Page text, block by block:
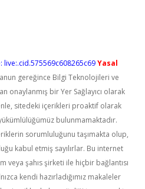
live:.cid.575569c608265c69Yasal
gereğince Bilgi Teknolojileri ve
onaylanmış bir Yer Sağlayıcı olarak
sitedeki içerikleri proaktif olarak
bulunmamaktadır.
sorumluluğunu taşımakta olup,
kabul etmiş sayılırlar. Bu internet
veya şahıs şirketi ile hiçbir bağlantısı
kendi hazırladığımız makaleler